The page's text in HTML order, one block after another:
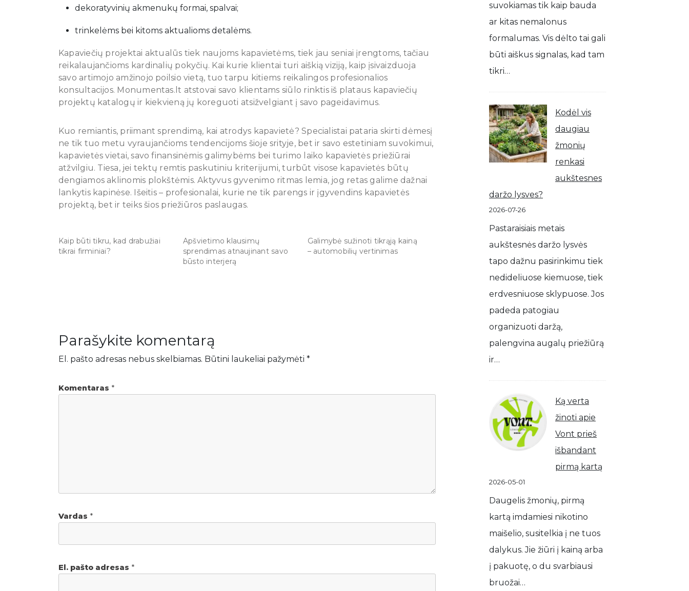
dekoratyvinių akmenukų formai, spalvai;
trinkelėms bei kitoms aktualioms detalėms.
Kapaviečių projektai aktualūs tiek naujoms kapavietėms, tiek jau seniai įrengtoms, tačiau
reikalaujančioms kardinalių pokyčių. Kai kurie klientai turi aiškią viziją, kaip įsivaizduoja
savo artimojo amžinojo poilsio vietą, tuo tarpu kitiems reikalingos profesionalios
konsultacijos. Monumentas.lt atstovai savo klientams siūlo rinktis iš plataus kapaviečių
projektų katalogų ir kiekvieną jų koreguoti atsižvelgiant į savo pageidavimus.
Kuo remiantis, priimant sprendimą, kai atrodys kapavietė? Specialistai pataria skirti dėmesį
ne tik tuo metu vyraujančioms tendencijoms šioje srityje, bet ir savo estetiniam suvokimui,
kapavietės vietai, savo finansinėmis galimybėms bei turimo laiko kapavietės priežiūrai
atžvilgiu. Tiesa, jei tektų remtis paskutiniu kriterijumi, turbūt visose kapavietės būtų
dengiamos aklinomis plokštėmis. Aktyvus gyvenimo ritmas lemia, jog retas galime dažnai
lankytis kapinėse. Išeitis – profesionalai, kurie ne tik parengs ir įgyvendins kapavietės
projektą, bet ir teiks šios priežiūros paslaugas.
Kaip būti tikru, kad drabužiai
tikrai firminiai?
Apšvietimo klausimų
sprendimas atnaujinant savo
būsto interjerą
Galimybė sužinoti tikrąją kainą
– automobilių vertinimas
Parašykite komentarą
El. pašto adresas nebus skelbiamas. Būtini laukeliai pažymėti *
Komentaras *
Vardas *
El. pašto adresas *
suvokiamas tik kaip bauda
ar kitas nemalonus
formalumas. Vis dėlto tai gali
būti aiškus signalas, kad tam
tikri…
Kodėl vis
daugiau
žmonių
renkasi
aukštesnes
daržo lysves?
2026-07-26
Pastaraisiais metais
aukštesnės daržo lysvės
tapo dažnu pasirinkimu tiek
nedideliuose kiemuose, tiek
erdvesniuose sklypuose. Jos
padeda patogiau
organizuoti daržą,
palengvina augalų priežiūrą
ir…
Ką verta
žinoti apie
Vont prieš
išbandant
pirmą kartą
2026-05-01
Daugelis žmonių, pirmą
kartą imdamiesi nikotino
maišelio, susitelkia į ne tuos
dalykus. Jie žiūri į kainą arba
į pakuotę, o du svarbiausi
bruožai…